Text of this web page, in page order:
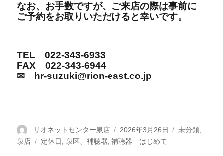
なお、お手数ですが、ご来店の際は事前に
ご予約をお取りいただけると幸いです。
TEL 022-343-6933
FAX 022-343-6944
✉ hr-suzuki@rion-east.co.jp
投
稿
リオネットセンター泉店
投
稿
2026年3月26日
カ
未分類
泉店
タ
定休日 泉区、補聴器 補聴器 はじめて